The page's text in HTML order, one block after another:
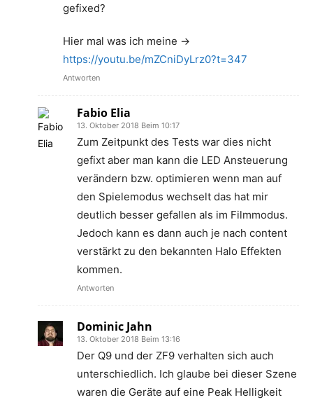
gefixed?
Hier mal was ich meine ->
https://youtu.be/mZCniDyLrz0?t=347
Antworten
Fabio Elia
13. Oktober 2018 Beim 10:17
Zum Zeitpunkt des Tests war dies nicht
gefixt aber man kann die LED Ansteuerung
verändern bzw. optimieren wenn man auf
den Spielemodus wechselt das hat mir
deutlich besser gefallen als im Filmmodus.
Jedoch kann es dann auch je nach content
verstärkt zu den bekannten Halo Effekten
kommen.
Antworten
Dominic Jahn
13. Oktober 2018 Beim 13:16
Der Q9 und der ZF9 verhalten sich auch
unterschiedlich. Ich glaube bei dieser Szene
waren die Geräte auf eine Peak Helligkeit